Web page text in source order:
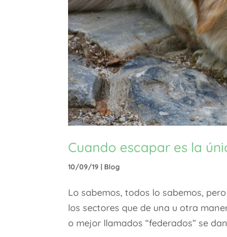
Cuando escapar es la
10/09/19 Blog
Lo sabemos, todos lo sabemos,
los sectores que de una u otra
o mejor llamados “federados” se